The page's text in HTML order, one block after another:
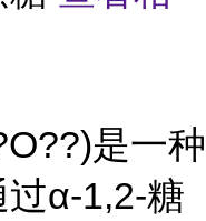
是一种
α-1,2-糖